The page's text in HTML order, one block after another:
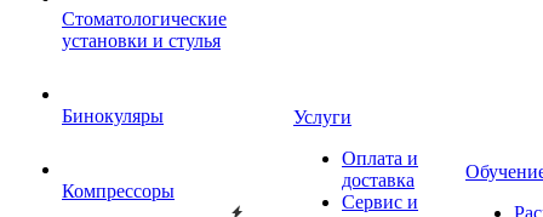
Стоматологические
установки и стулья
Бинокуляры
Компрессоры
Услуги
Оплата и
доставка
Сервис и